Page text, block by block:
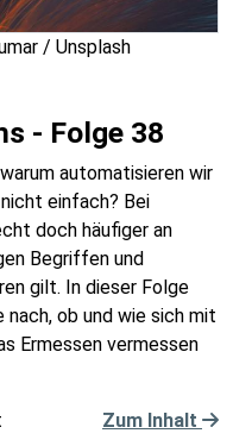
/ Unsplash
- Folge 38
automatisieren wir
einfach? Bei
doch häufiger an
Begriffen und
gilt. In dieser Folge
nach, ob und wie sich mit
Ermessen vermessen
Zum Inhalt